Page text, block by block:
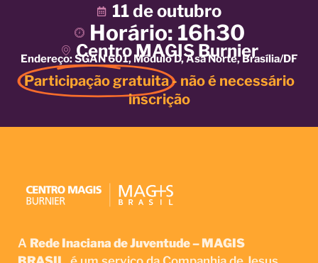
11 de outubro
Horário: 16h30
Centro MAGIS Burnier
Endereço: SGAN 601, Módulo D, Asa Norte, Brasília/DF
Participação gratuita- não é necessário
inscrição
A Rede Inaciana de Juventude – MAGIS